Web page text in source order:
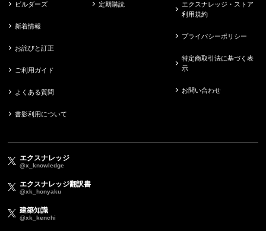
ビルダーズ
新着情報
お詫びと訂正
ご利用ガイド
よくある質問
書影利用について
定期購読
エクスナレッジ・ストア
利用規約
プライバシーポリシー
特定商取引法に基づく表
示
お問い合わせ
エクスナレッジ
@x_knowledge
エクスナレッジ翻訳書
@xk_honyaku
建築知識
@xk_kenchi